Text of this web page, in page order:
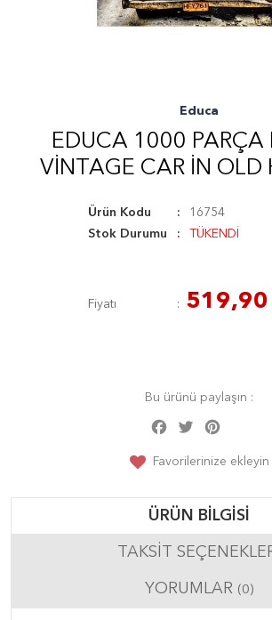
Educa
EDUCA 1000 PARÇA
VINTAGE CAR IN OLD
Ürün Kodu
16754
Stok Durumu
TÜKENDİ
Fiyatı 519,90
Bu ürünü paylaşın :
Facebook
Twitter
Favorilerinize ekleyin
ÜRÜN BILGISI
TAKSIT
YORUMLAR (0)